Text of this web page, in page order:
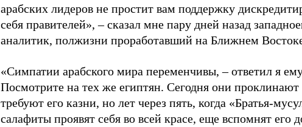
арабских лидеров не простит вам поддержку
себя правителей», – сказал мне пару дней назад
аналитик, полжизни проработавший на Ближнем
«Симпатии арабского мира переменчивы, – ответил я
Посмотрите на тех же египтян. Сегодня они
требуют его казни, но лет через пять, когда «Братья-
салафиты проявят себя во всей красе, еще вспомнят его